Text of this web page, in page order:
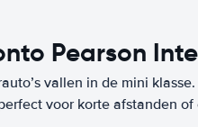
Pearson
vallen in de mini
voor korte afstanden of